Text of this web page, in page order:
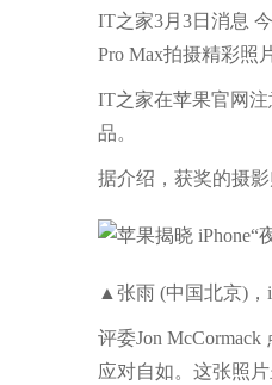
IT之家3月3日消息
Pro Max拍摄精彩照
IT之家在苹果官网
品。
据介绍，获奖的摄
▲张雨 (中国北京)，
评委Jon
应对自如。这张照